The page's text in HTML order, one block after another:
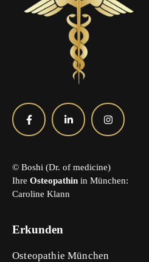
© Boshi (Dr. of medicine)
Ihre Osteopathin in München:
Caroline Klann
Erkunden
Osteopathie München